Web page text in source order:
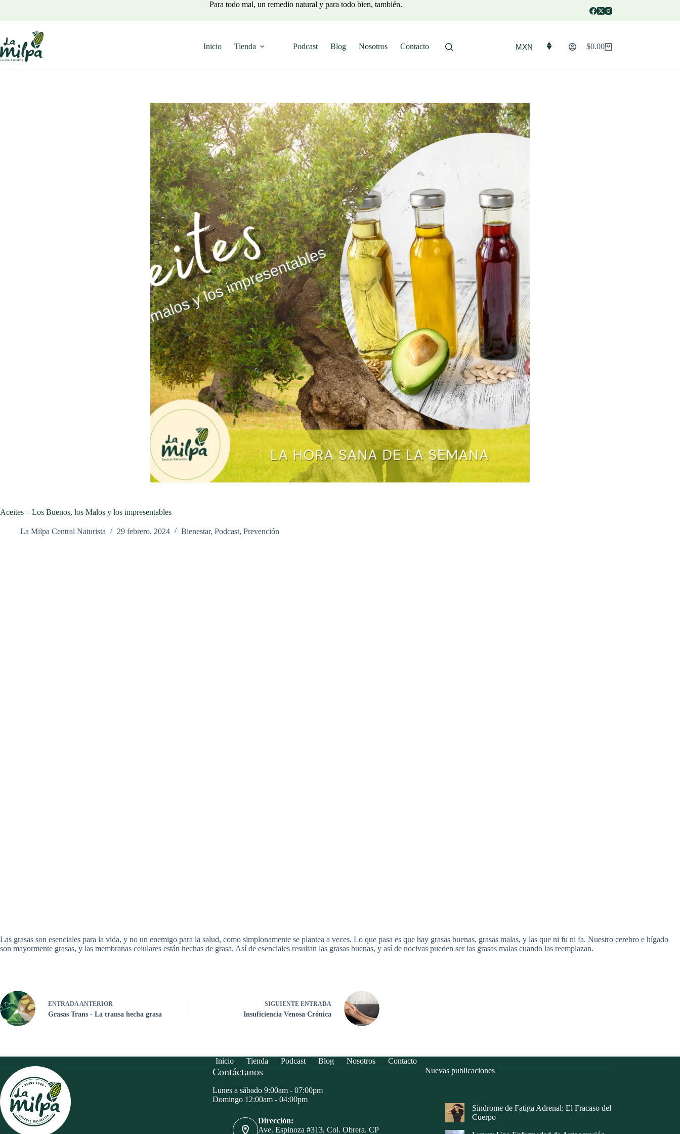
Para todo mal, un remedio natural y para todo bien, también.
Inicio Tienda Podcast Blog Nosotros Contacto MXN
Carro
$0.00
Aceites – Los Buenos, los Malos y los impresentables
La Milpa Central Naturista 29 febrero, 2024 Bienestar, Podcast, Prevención
Las grasas son esenciales para la vida, y no un enemigo para la salud, como simplonamente se plantea a veces. Lo que pasa es que hay grasas buenas, grasas malas, y las que ni fu ni fa. Nuestro cerebro e hígado
son mayormente grasas, y las membranas celulares están hechas de grasa. Así de esenciales resultan las grasas buenas, y así de nocivas pueden ser las grasas malas cuando las reemplazan.
ENTRADA ANTERIOR
Grasas Trans - La transa hecha grasa
SIGUIENTE ENTRADA
Insuficiencia Venosa Crónica
Inicio Tienda Podcast Blog Nosotros Contacto
Contáctanos
Lunes a sábado 9:00am - 07:00pm
Domingo 12:00am - 04:00pm
Dirección:
Ave. Espinoza #313, Col. Obrera. CP
Nuevas publicaciones
Síndrome de Fatiga Adrenal: El Fracaso del
Cuerpo